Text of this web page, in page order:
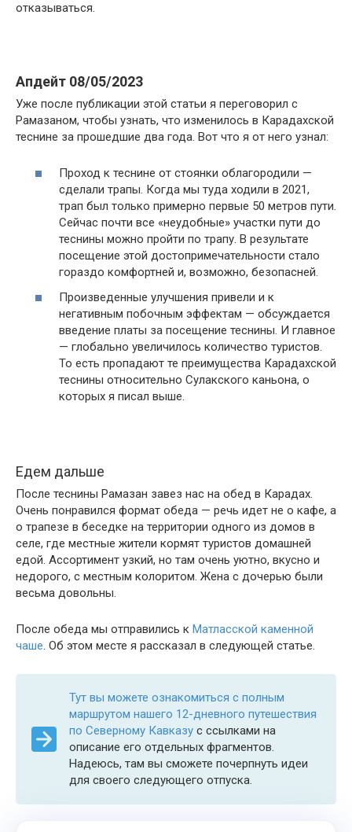
отказываться.
Апдейт 08/05/2023
Уже после публикации этой статьи я переговорил с
Рамазаном, чтобы узнать, что изменилось в Карадахской
теснине за прошедшие два года. Вот что я от него узнал:
Проход к теснине от стоянки облагородили —
сделали трапы. Когда мы туда ходили в 2021,
трап был только примерно первые 50 метров пути.
Сейчас почти все «неудобные» участки пути до
теснины можно пройти по трапу. В результате
посещение этой достопримечательности стало
гораздо комфортней и, возможно, безопасней.
Произведенные улучшения привели и к
негативным побочным эффектам — обсуждается
введение платы за посещение теснины. И главное
— глобально увеличилось количество туристов.
То есть пропадают те преимущества Карадахской
теснины относительно Сулакского каньона, о
которых я писал выше.
Едем дальше
После теснины Рамазан завез нас на обед в Карадах.
Очень понравился формат обеда — речь идет не о кафе, а
о трапезе в беседке на территории одного из домов в
селе, где местные жители кормят туристов домашней
едой. Ассортимент узкий, но там очень уютно, вкусно и
недорого, с местным колоритом. Жена с дочерью были
весьма довольны.
После обеда мы отправились к Матласской каменной
чаше. Об этом месте я рассказал в следующей статье.
Тут вы можете ознакомиться с полным
маршрутом нашего 12-дневного путешествия
по Северному Кавказу с ссылками на
описание его отдельных фрагментов.
Надеюсь, там вы сможете почерпнуть идеи
для своего следующего отпуска.